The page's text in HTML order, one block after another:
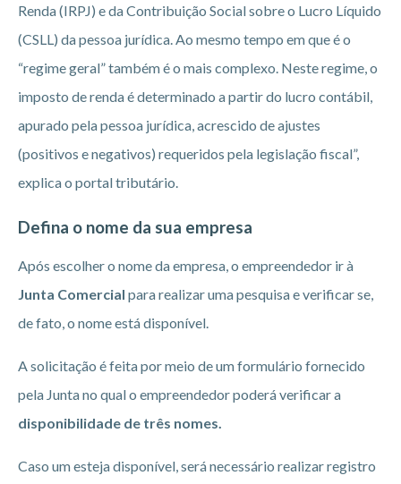
Renda (IRPJ) e da Contribuição Social sobre o Lucro Líquido
(CSLL) da pessoa jurídica. Ao mesmo tempo em que é o
“regime geral” também é o mais complexo. Neste regime, o
imposto de renda é determinado a partir do lucro contábil,
apurado pela pessoa jurídica, acrescido de ajustes
(positivos e negativos) requeridos pela legislação fiscal”,
explica o portal tributário.
Defina o nome da sua empresa
Após escolher o nome da empresa, o empreendedor ir à
Junta Comercial para realizar uma pesquisa e verificar se,
de fato, o nome está disponível.
A solicitação é feita por meio de um formulário fornecido
pela Junta no qual o empreendedor poderá verificar a
disponibilidade de três nomes.
Caso um esteja disponível, será necessário realizar registro